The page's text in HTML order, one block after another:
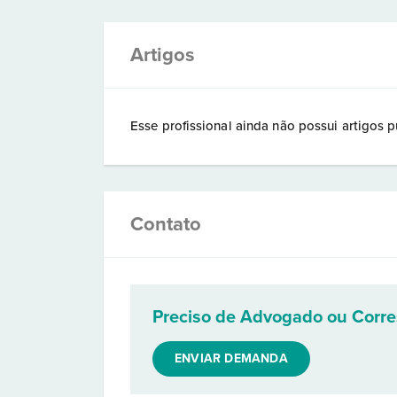
Artigos
Esse profissional ainda não possui artigos
Contato
Preciso de Advogado ou
ENVIAR DEMANDA